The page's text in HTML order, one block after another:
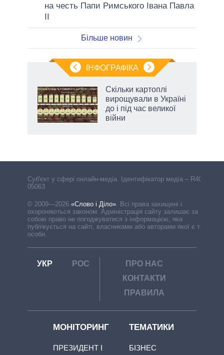
на честь Папи Римського Івана Павла
II
Більше новин
ІНФОГРАФІКА
Скільки картоплі
вирощували в Україні
до і під час великої
війни
Cуб'єкт у сфері онлайн-медіа. Ідентифікатор медіа – R40-
05063
© 2009—2026 «Слово і Діло» Всі права захищені і
охороняються законом. Адміністрація сайту залишає за
собою право не погоджуватися з інформацією, яка
публікується на сайті, власниками або авторами якої є треті
особи.
УКР РОС
ПРО НАС
КОНТАКТИ
ПРАВИЛА
МОНІТОРИНГ
ПРЕЗИДЕНТ І
ТЕМАТИКИ
БІЗНЕС